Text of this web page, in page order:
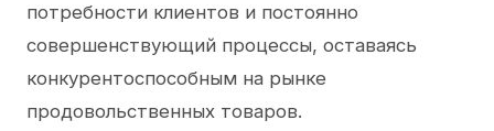
потребности клиентов и постоянно
совершенствующий процессы, оставаясь
конкурентоспособным на рынке
продовольственных товаров.